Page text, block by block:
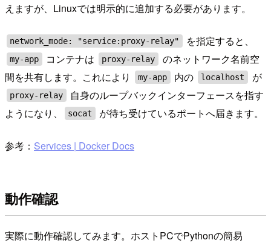
えますが、Linuxでは明示的に追加する必要があります。
network_mode: "service:proxy-relay" を指定すると、
my-app コンテナは proxy-relay
のネットワーク名前空
間を共有します。これにより
my-app 内の localhost が
proxy-relay
自身のループバックインターフェースを指す
ようになり、
socat が待ち受けているポートへ届きます。
参考： Services | Docker Docs
動作確認
実際に動作確認してみます。ホストPCでPythonの簡易